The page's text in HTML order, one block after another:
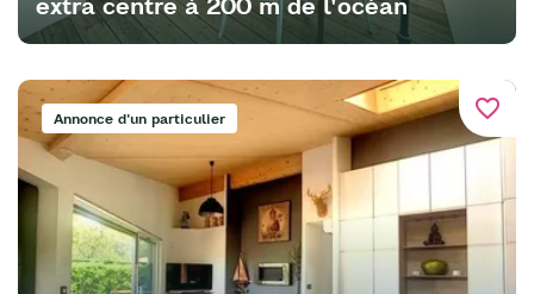
favorite_border
Annonce d'un particulier